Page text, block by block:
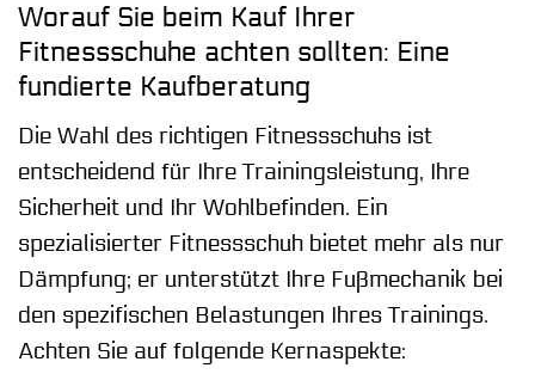
Worauf Sie beim Kauf Ihrer
Fitnessschuhe achten sollten: Eine
fundierte Kaufberatung
Die Wahl des richtigen Fitnessschuhs ist
entscheidend für Ihre Trainingsleistung, Ihre
Sicherheit und Ihr Wohlbefinden. Ein
spezialisierter Fitnessschuh bietet mehr als nur
Dämpfung; er unterstützt Ihre Fußmechanik bei
den spezifischen Belastungen Ihres Trainings.
Achten Sie auf folgende Kernaspekte: